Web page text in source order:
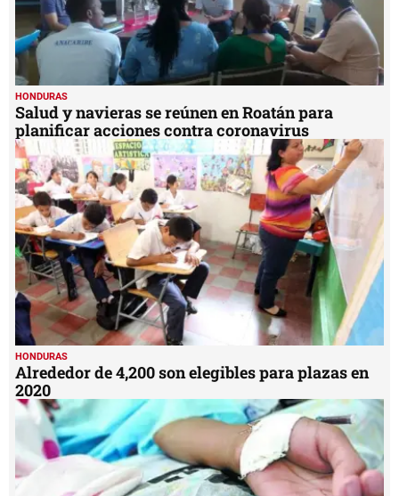
HONDURAS
Salud y navieras se reúnen en Roatán para
planificar acciones contra coronavirus
HONDURAS
Alrededor de 4,200 son elegibles para plazas en
2020